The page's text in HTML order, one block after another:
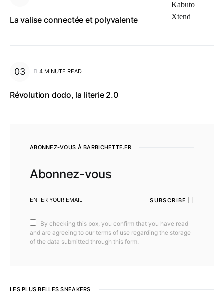
La valise connectée et polyvalente
4 MINUTE READ
Révolution dodo, la literie 2.0
ABONNEZ-VOUS À BARBICHETTE.FR
Abonnez-vous
SUBSCRIBE
By checking this box, you confirm that you have read
and are agreeing to our terms of use regarding the storage
of the data submitted through this form.
LES PLUS BELLES SNEAKERS